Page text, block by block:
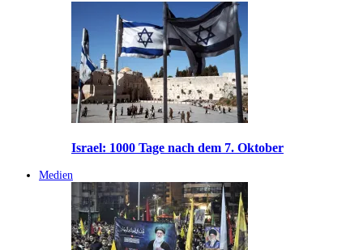
Israel: 1000 Tage nach dem 7. Oktober
Medien